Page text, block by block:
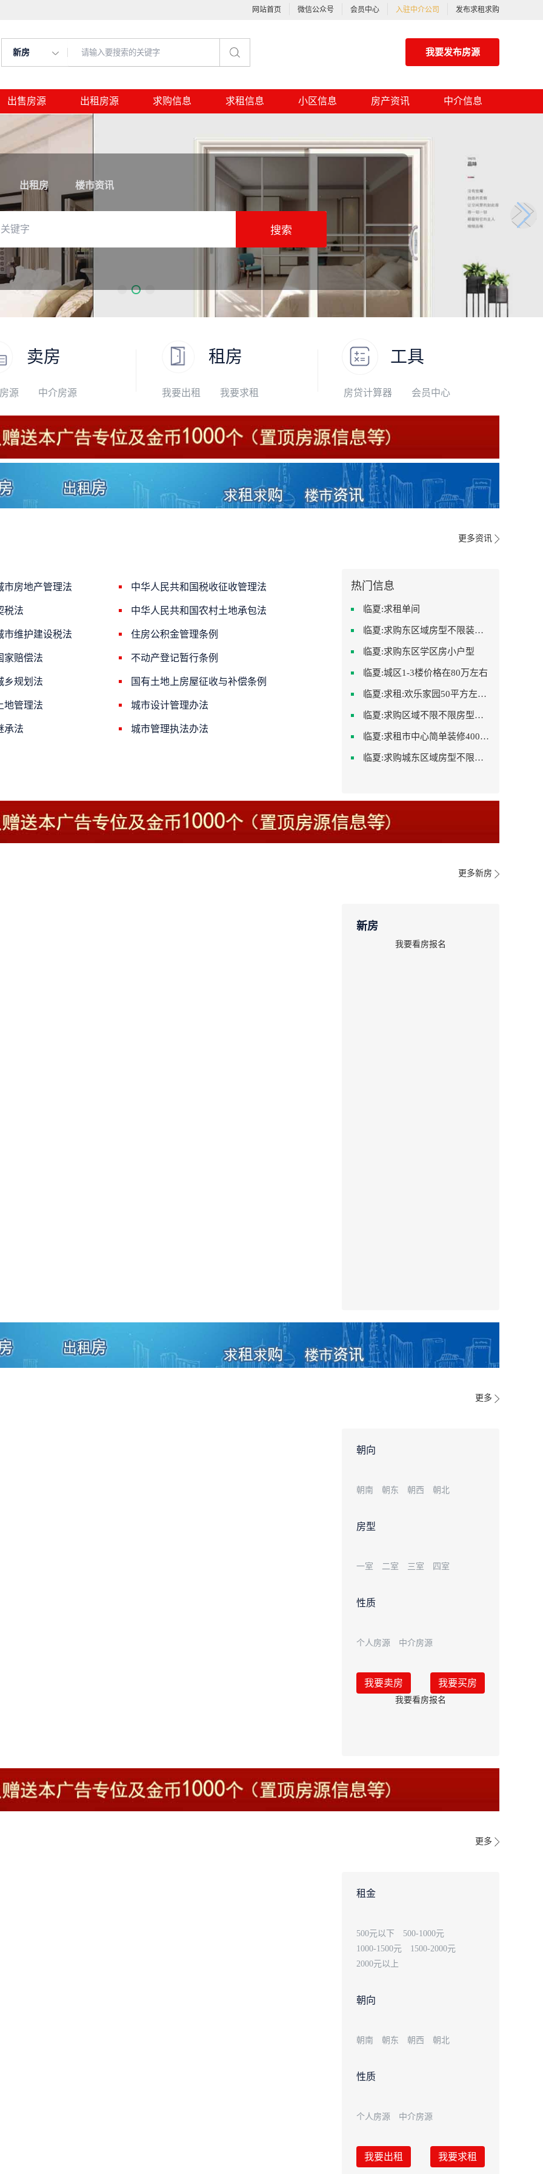
网站首页 微信公众号 会员中心 入驻中介公司 发布求租求购
新房 我要发布房源
出售房源 出租房源 求购信息 求租信息 小区信息 房产资讯 中介信息
出租房 楼市资讯
搜索
卖房
源 中介房源
租房
我要出租 我要求租
工具
房贷计算器 会员中心
更多资讯
市房地产管理法
税法
市维护建设税法
家赔偿法
乡规划法
地管理法
承法
中华人民共和国税收征收管理法
中华人民共和国农村土地承包法
住房公积金管理条例
不动产登记暂行条例
国有土地上房屋征收与补偿条例
城市设计管理办法
城市管理执法办法
热门信息
临夏:求租单间
临夏:求购东区域房型不限装修不限
临夏:求购东区学区房小户型
临夏:城区1-3楼价格在80万左右
临夏:求租:欢乐家园50平方左右的单身公寓廉租房
临夏:求购区域不限不限房型不限两室一厅简单装修
临夏:求租市中心简单装修400-500
临夏:求购城东区域房型不限装修不限
更多新房
新房
我要看房报名
更多
朝向
朝南 朝东 朝西 朝北
房型
一室 二室 三室 四室
性质
个人房源 中介房源
我要卖房 我要买房
我要看房报名
更多
租金
500元以下
500-1000元
1000-1500元
1500-2000元
2000元以上
朝向
朝南 朝东 朝西 朝北
性质
个人房源 中介房源
我要出租 我要求租